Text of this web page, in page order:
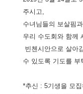
주시고,
수녀님들의 보살핌
우리 수도회와 함께
빈첸시안으로살아
수 있도록 기도를 부
*추신 : 5기생을 모